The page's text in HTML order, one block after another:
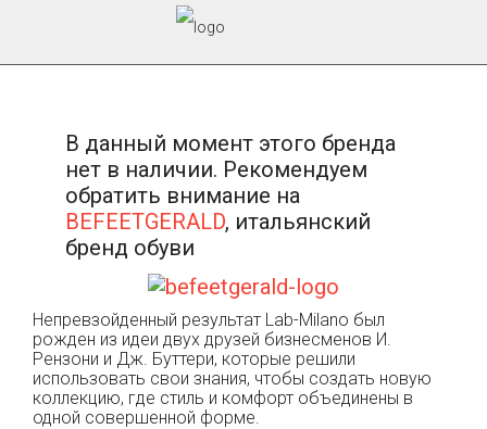
В данный момент этого бренда
нет в наличии. Рекомендуем
обратить внимание на
BEFEETGERALD, итальянский
бренд обуви
Непревзойденный результат Lab-Milano был
рожден из идеи двух друзей бизнесменов И.
Рензони и Дж. Буттери, которые решили
использовать свои знания, чтобы создать новую
коллекцию, где стиль и комфорт объединены в
одной совершенной форме.